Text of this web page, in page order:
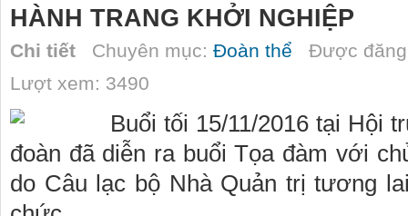
HÀNH TRANG KHỞI NGHIỆP
Chi tiết Chuyên mục: Đoàn thể Được
Lượt xem: 3490
Buổi tối 15/11/2016 tại Hội
đoàn đã diễn ra buổi Tọa đàm với
do Câu lạc bộ Nhà Quản trị tương